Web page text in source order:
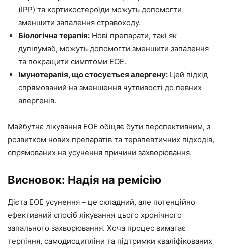
(IPP) та кортикостероїди можуть допомогти
зменшити запалення стравоходу.
Біологічна терапія: Нові препарати, такі як
дупілумаб, можуть допомогти зменшити запалення
та покращити симптоми EOE.
Імунотерапія, що стосується алергену: Цей підхід
спрямований на зменшення чутливості до певних
алергенів.
Майбутнє лікування EOE обіцяє бути перспективним, з
розвитком нових препаратів та терапевтичних підходів,
спрямованих на усунення причини захворювання.
Висновок: Надія на ремісію
Дієта EOE усунення – це складний, але потенційно
ефективний спосіб лікування цього хронічного
запального захворювання. Хоча процес вимагає
терпіння, самодисципліни та підтримки кваліфікованих